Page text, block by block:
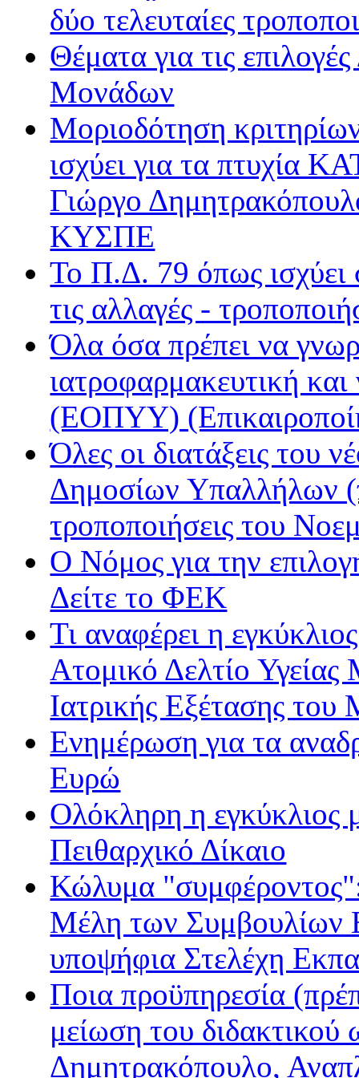
Sentra FM
Όασις
Δίφωνο
Δρόμος FM
Ε.ΡΑ. Δεύτερο
Ε.ΡΑ. Σπορ
Ε.ΡΑ. Τρίτο
Εν Λευκώ
Μινόρε FM
ΝΕΤ
Ράδιο Άστυ
Ρυθμός
δύο τελευταίες
Θέματα για τις
Μονάδων
Μοριοδότηση
ισχύει για τα πτυχία
Γιώργο
ΚΥΣΠΕ
Το Π.Δ. 79 όπως ισχύει
τις αλλαγές -
Όλα όσα πρέπει να
ιατροφαρμακευτική
(ΕΟΠΥΥ)
Όλες οι διατάξεις του
Δημοσίων Υπαλλήλων
τροποποιήσεις του
Ο Νόμος για την
Δείτε το ΦΕΚ
Τι αναφέρει η
Ατομικό Δελτίο
Ιατρικής Εξέτασης
Ενημέρωση για τα
Ευρώ
Ολόκληρη η εγκύκλιος
Πειθαρχικό Δίκαιο
Κώλυμα "συμφέροντος":
Μέλη των Συμβουλίων
υποψήφια Στελέχη
Ποια προϋπηρεσία
μείωση του
Δημητρακόπουλο,